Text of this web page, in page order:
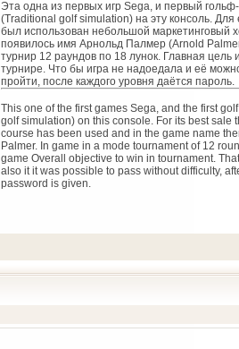
Эта одна из первых игр Sega, и первый
(Traditional golf simulation) на эту консоль.
был использован небольшой маркетинговый
появилось имя Арнольд Палмер (Arnold
турнир 12 раундов по 18 лунок. Главная цель
турнире. Что бы игра не надоедала и её
пройти, после каждого уровня даётся пароль.
This one of the first games Sega, and the first
golf simulation) on this console. For its best sale
course has been used and in the game name
Palmer. In game in a mode tournament of 12
game Overall objective to win in tournament.
also it it was possible to pass without difficulty,
password is given.